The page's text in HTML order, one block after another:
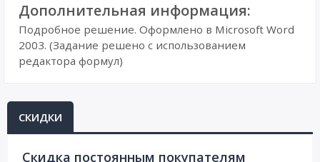
Дополнительная информация:
Подробное решение. Оформлено в Microsoft Word
2003. (Задание решено с использованием
редактора формул)
СКИДКИ
Cкидка постоянным покупателям